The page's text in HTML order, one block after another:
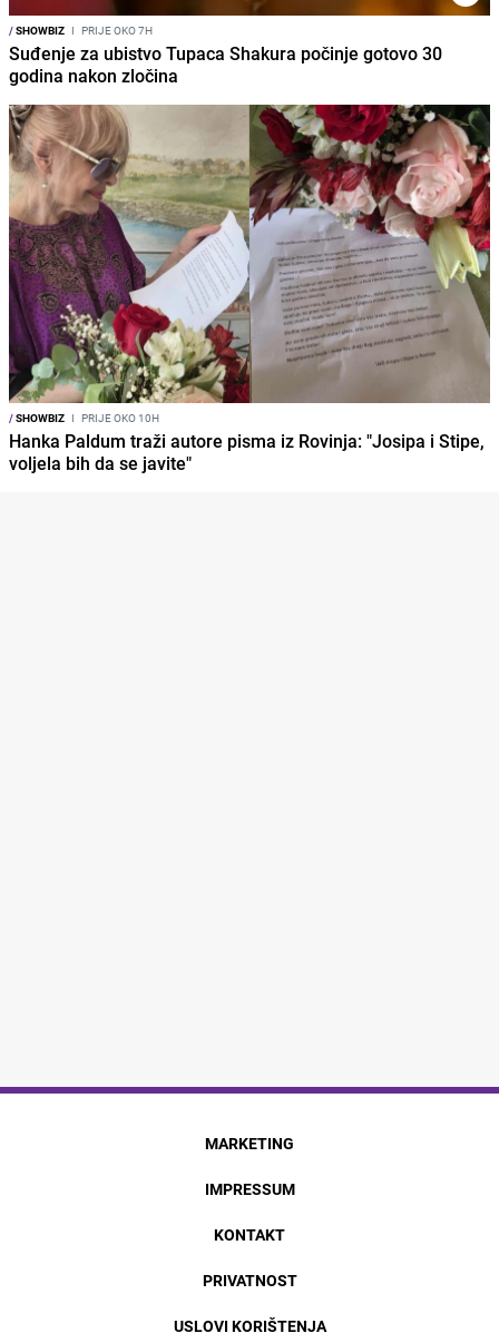
/SHOWBIZ I PRIJE OKO 7H
Suđenje za ubistvo Tupaca Shakura počinje gotovo 30
godina nakon zločina
/SHOWBIZ I PRIJE OKO 10H
Hanka Paldum traži autore pisma iz Rovinja: "Josipa i Stipe,
voljela bih da se javite"
MARKETING
IMPRESSUM
KONTAKT
PRIVATNOST
USLOVI KORIŠTENJA